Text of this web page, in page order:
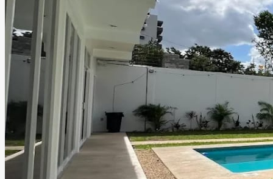
El Jardín de Lucía
Cancún, Quintana Roo Jardín, Salón